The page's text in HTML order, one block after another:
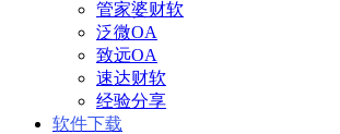
管家婆财软
泛微OA
致远OA
速达财软
经验分享
软件下载